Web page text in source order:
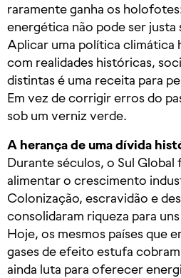
raramente ganha os
energética não pode ser justa
Aplicar uma política climática
com realidades históricas,
distintas é uma receita para
Em vez de corrigir erros do
sob um verniz verde.
A herança de uma dívida
Durante séculos, o Sul
alimentar o crescimento
Colonização, escravidão e
consolidaram riqueza para
Hoje, os mesmos países que
gases de efeito estufa
ainda luta para oferecer